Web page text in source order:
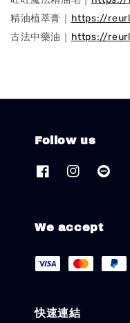
精油植萃膏｜ https://
古法中藥油｜ https://
Follow us
We accept
快速連結